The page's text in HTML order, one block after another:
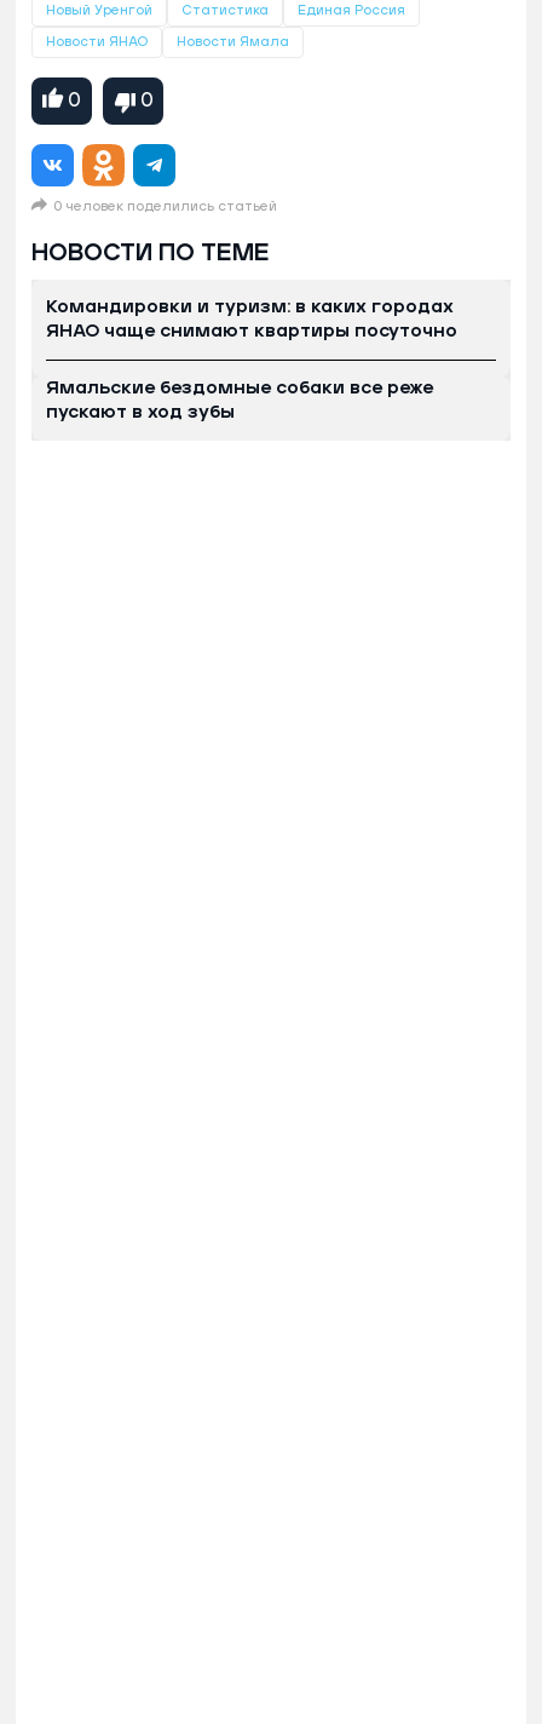
Новый Уренгой Статистика Единая Россия
Новости ЯНАО Новости Ямала
0 0
0 человек поделились статьей
НОВОСТИ ПО ТЕМЕ
Командировки и туризм: в каких городах
ЯНАО чаще снимают квартиры посуточно
Ямальские бездомные собаки все реже
пускают в ход зубы